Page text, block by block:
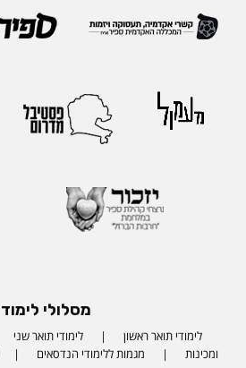
מסלולי לימוד
לימודי תואר ראשון לימודי תואר שני
ומכינות
מגמות ללימודי הנדסאים